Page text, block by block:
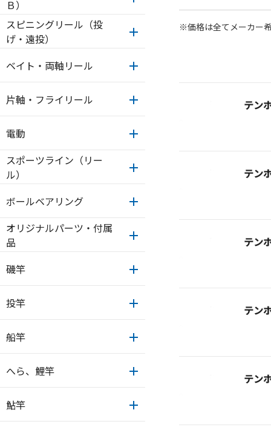
Ｂ）
スピニングリール（投
げ・遠投）
ベイト・両軸リール
片軸・フライリール
電動
スポーツライン（リー
ル）
ボールベアリング
オリジナルパーツ・付属
品
磯竿
投竿
船竿
へら、鯉竿
鮎竿
※価格は全てメーカー
テン
テン
テン
テン
テン